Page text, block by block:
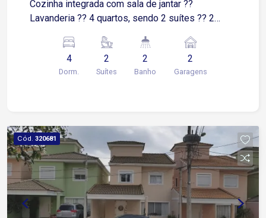
Cozinha integrada com sala de jantar ??
Lavanderia ?? 4 quartos, sendo 2 suítes ?? 2
lenha ?? Forno de pizza ?? Espaço mobiliado e
pronto para receber amigos e família
4
Dorm.
2
Suítes
2
Banho
2
Garagens
Cód. 320681